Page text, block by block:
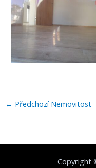
← Předchozí Nemovitost
Copyright